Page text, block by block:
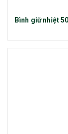
Bình giữ nhiệt